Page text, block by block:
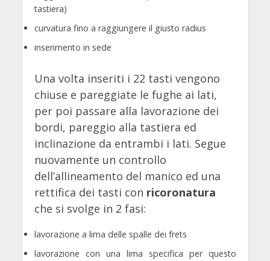
tastiera)
curvatura fino a raggiungere il giusto radius
inserimento in sede
Una volta inseriti i 22 tasti vengono
chiuse e pareggiate le fughe ai lati,
per poi passare alla lavorazione dei
bordi, pareggio alla tastiera ed
inclinazione da entrambi i lati. Segue
nuovamente un controllo
dell’allineamento del manico ed una
rettifica dei tasti con ricoronatura
che si svolge in 2 fasi:
lavorazione a lima delle spalle dei frets
lavorazione con una lima specifica per questo